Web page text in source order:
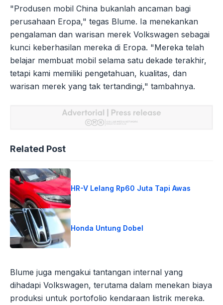
"Produsen mobil China bukanlah ancaman bagi
perusahaan Eropa," tegas Blume. Ia menekankan
pengalaman dan warisan merek Volkswagen sebagai
kunci keberhasilan mereka di Eropa. "Mereka telah
belajar membuat mobil selama satu dekade terakhir,
tetapi kami memiliki pengetahuan, kualitas, dan
warisan merek yang tak tertandingi," tambahnya.
Related Post
HR-V Lelang Rp60 Juta Tapi Awas
Honda Untung Dobel
Blume juga mengakui tantangan internal yang
dihadapi Volkswagen, terutama dalam menekan biaya
produksi untuk portofolio kendaraan listrik mereka.